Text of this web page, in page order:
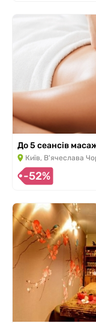
До 5 сеансів
Київ, В'ячеслава
-52%